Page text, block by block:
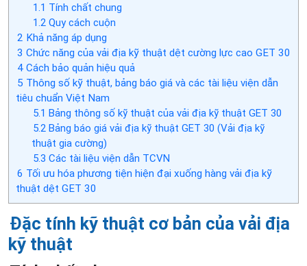
1.1 Tính chất chung
1.2Quy cách cuộn
2 Khả năng áp dụng
3 Chức năng của vải địa kỹ thuật dệt cường lực cao GET 30
4 Cách bảo quản hiệu quả
5 Thông số kỹ thuật, bảng báo giá và các tài liệu viện dẫn
tiêu chuẩn Việt Nam
5.1 Bảng thông số kỹ thuật của vải địa kỹ thuật GET 30
5.2Bảng báo giá vải địa kỹ thuật GET 30 (Vải địa kỹ
thuật gia cường)
5.3 Các tài liệu viện dẫn TCVN
6 Tối ưu hóa phương tiện hiện đại xuống hàng vải địa kỹ
thuật dệt GET 30
Đặc tính kỹ thuật cơ bản của vải địa
kỹ thuật